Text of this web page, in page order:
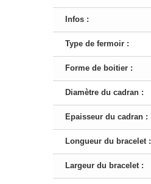
Infos :
Type de fermoir :
Forme de boitier :
Diamètre du cadran :
Epaisseur du cadran :
Longueur du bracelet :
Largeur du bracelet :